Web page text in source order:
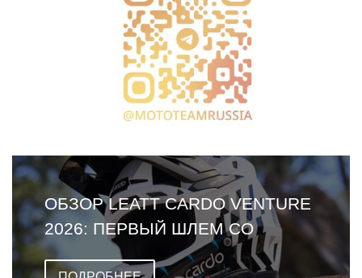
ОБЗОР LEATT CARDO VENTURE
2026: ПЕРВЫЙ ШЛЕМ СО
ВСТРОЕННОЙ ГАРНИТУРОЙ